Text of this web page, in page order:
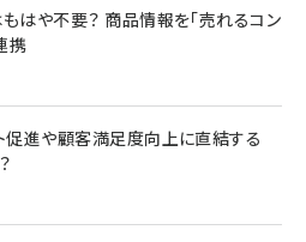
はや不要？ 商品情報を「売れるコン
携
促進や顧客満足度向上に直結する